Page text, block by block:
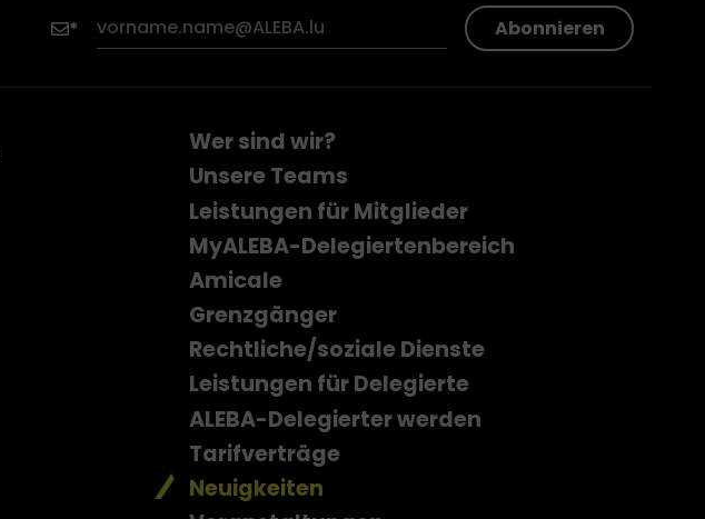
Abonnieren
Wer sind wir?
Unsere Teams
Leistungen für Mitglieder
MyALEBA-Delegiertenbereich
Amicale
Grenzgänger
Rechtliche/soziale Dienste
Leistungen für Delegierte
ALEBA-Delegierter werden
Tarifverträge
Neuigkeiten